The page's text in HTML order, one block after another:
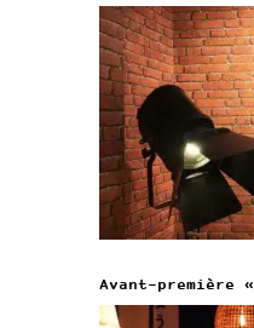
Avant-première